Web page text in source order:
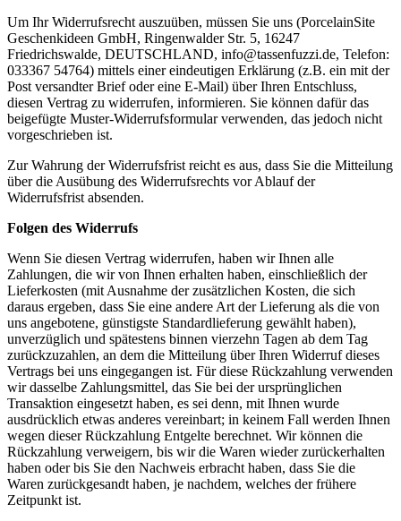
Um Ihr Widerrufsrecht auszuüben, müssen Sie uns (PorcelainSite
Geschenkideen GmbH, Ringenwalder Str. 5, 16247
Friedrichswalde, DEUTSCHLAND, info@tassenfuzzi.de, Telefon:
033367 54764) mittels einer eindeutigen Erklärung (z.B. ein mit der
Post versandter Brief oder eine E-Mail) über Ihren Entschluss,
diesen Vertrag zu widerrufen, informieren. Sie können dafür das
beigefügte Muster-Widerrufsformular verwenden, das jedoch nicht
vorgeschrieben ist.
Zur Wahrung der Widerrufsfrist reicht es aus, dass Sie die Mitteilung
über die Ausübung des Widerrufsrechts vor Ablauf der
Widerrufsfrist absenden.
Folgen des Widerrufs
Wenn Sie diesen Vertrag widerrufen, haben wir Ihnen alle
Zahlungen, die wir von Ihnen erhalten haben, einschließlich der
Lieferkosten (mit Ausnahme der zusätzlichen Kosten, die sich
daraus ergeben, dass Sie eine andere Art der Lieferung als die von
uns angebotene, günstigste Standardlieferung gewählt haben),
unverzüglich und spätestens binnen vierzehn Tagen ab dem Tag
zurückzuzahlen, an dem die Mitteilung über Ihren Widerruf dieses
Vertrags bei uns eingegangen ist. Für diese Rückzahlung verwenden
wir dasselbe Zahlungsmittel, das Sie bei der ursprünglichen
Transaktion eingesetzt haben, es sei denn, mit Ihnen wurde
ausdrücklich etwas anderes vereinbart; in keinem Fall werden Ihnen
wegen dieser Rückzahlung Entgelte berechnet. Wir können die
Rückzahlung verweigern, bis wir die Waren wieder zurückerhalten
haben oder bis Sie den Nachweis erbracht haben, dass Sie die
Waren zurückgesandt haben, je nachdem, welches der frühere
Zeitpunkt ist.